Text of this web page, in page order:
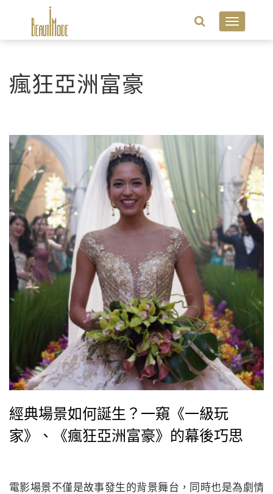
Toggle
瘋狂亞洲富豪
經典場景如何誕生？一窺《一級玩
家》、《瘋狂亞洲富豪》的幕後巧思
電影場景不僅是故事發生的背景舞台，同時也是為劇情